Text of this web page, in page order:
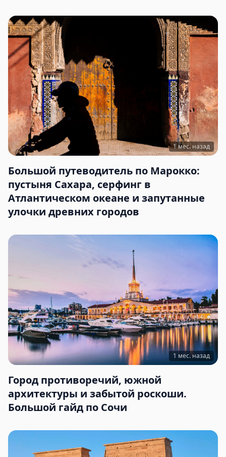
1 мес. назад
Большой путеводитель по Марокко:
пустыня Сахара, серфинг в
Атлантическом океане и запутанные
улочки древних городов
1 мес. назад
Город противоречий, южной
архитектуры и забытой роскоши.
Большой гайд по Сочи